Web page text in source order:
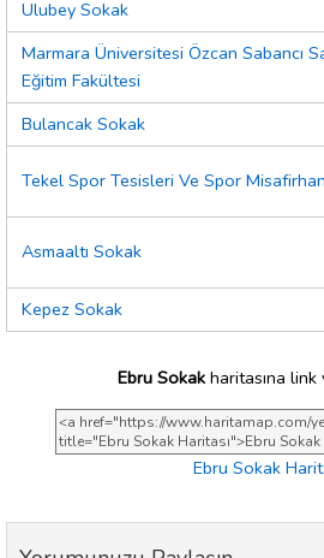
Ulubey Sokak
Marmara Üniversitesi Özcan Sabancı
Eğitim Fakültesi
Bulancak Sokak
Tekel Spor Tesisleri Ve Spor
Asmaaltı Sokak
Kepez Sokak
Ebru Sokak haritasına link
Ebru Sokak